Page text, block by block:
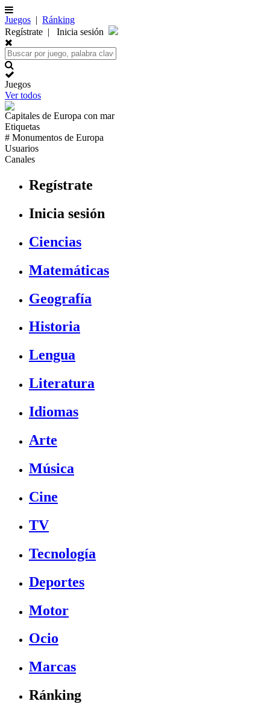
Juegos | Ránking
Regístrate | Inicia sesión
Juegos
Ver todos
Capitales de Europa con mar
Etiquetas
# Monumentos de Europa
Usuarios
Canales
Regístrate
Inicia sesión
Ciencias
Matemáticas
Geografía
Historia
Lengua
Literatura
Idiomas
Arte
Música
Cine
TV
Tecnología
Deportes
Motor
Ocio
Marcas
Ránking